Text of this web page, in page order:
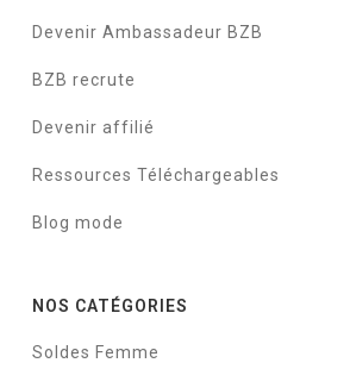
Devenir Ambassadeur BZB
BZB recrute
Devenir affilié
Ressources Téléchargeables
Blog mode
NOS CATÉGORIES
Soldes Femme